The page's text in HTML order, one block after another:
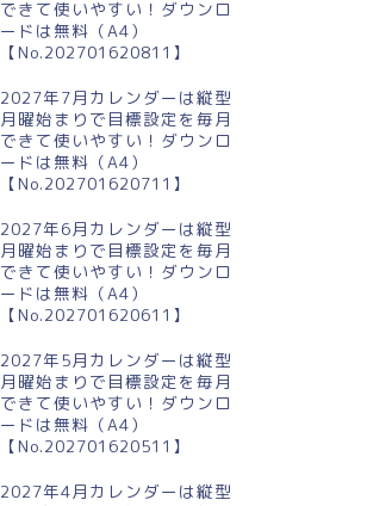
できて使いやすい！ダウンロ
ードは無料（A4）
【No.202701620811】
2027年7月カレンダーは縦型
月曜始まりで目標設定を毎月
できて使いやすい！ダウンロ
ードは無料（A4）
【No.202701620711】
2027年6月カレンダーは縦型
月曜始まりで目標設定を毎月
できて使いやすい！ダウンロ
ードは無料（A4）
【No.202701620611】
2027年5月カレンダーは縦型
月曜始まりで目標設定を毎月
できて使いやすい！ダウンロ
ードは無料（A4）
【No.202701620511】
2027年4月カレンダーは縦型